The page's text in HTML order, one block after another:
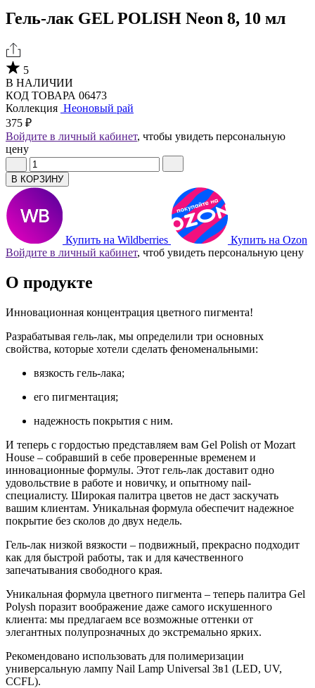
Гель-лак GEL POLISH Neon 8, 10 мл
5
В НАЛИЧИИ
КОД ТОВАРА 06473
Коллекция Неоновый рай
375 ₽
Войдите в личный кабинет, чтобы увидеть персональную
цену
В КОРЗИНУ
Купить на Wildberries
Купить на Ozon
Войдите в личный кабинет, чтоб увидеть персональную цену
О продукте
Инновационная концентрация цветного пигмента!
Разрабатывая гель-лак, мы определили три основных
свойства, которые хотели сделать феноменальными:
вязкость гель-лака;
его пигментация;
надежность покрытия с ним.
И теперь с гордостью представляем вам Gel Polish от Mozart
House – собравший в себе проверенные временем и
инновационные формулы. Этот гель-лак доставит одно
удовольствие в работе и новичку, и опытному nail-
специалисту. Широкая палитра цветов не даст заскучать
вашим клиентам. Уникальная формула обеспечит надежное
покрытие без сколов до двух недель.
Гель-лак низкой вязкости – подвижный, прекрасно подходит
как для быстрой работы, так и для качественного
запечатывания свободного края.
Уникальная формула цветного пигмента – теперь палитра Gel
Polysh поразит воображение даже самого искушенного
клиента: мы предлагаем все возможные оттенки от
элегантных полупрозначных до экстремально ярких.
Рекомендовано использовать для полимеризации
универсальную лампу Nail Lamp Universal 3в1 (LED, UV,
CCFL).